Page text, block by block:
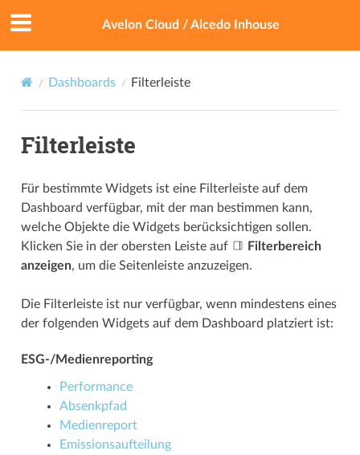
Avelon Cloud / Alcedo Inhouse
Dashboards Filterleiste
Filterleiste
Für bestimmte Widgets ist eine Filterleiste auf dem
Dashboard verfügbar, mit der man bestimmen kann,
welche Objekte die Widgets berücksichtigen sollen.
Klicken Sie in der obersten Leiste auf
Filterbereich
anzeigen, um die Seitenleiste anzuzeigen.
Die Filterleiste ist nur verfügbar, wenn mindestens eines
der folgenden Widgets auf dem Dashboard platziert ist:
ESG-/Medienreporting
Performance
Absenkpfad
Medienreport
Emissionsaufteilung